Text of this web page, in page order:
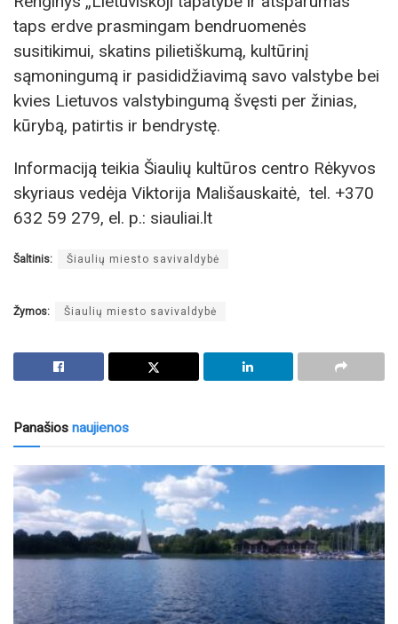
taps erdve prasmingam bendruomenės
susitikimui, skatins pilietiškumą, kultūrinį
sąmoningumą ir pasididžiavimą savo valstybe bei
kvies Lietuvos valstybingumą švęsti per žinias,
kūrybą, patirtis ir bendrystę.
Informaciją teikia Šiaulių kultūros centro Rėkyvos
skyriaus vedėja Viktorija Mališauskaitė, tel. +370
632 59 279, el. p.: siauliai.lt
Šaltinis: Šiaulių miesto savivaldybė
Žymos: Šiaulių miesto savivaldybė
Panašios naujienos